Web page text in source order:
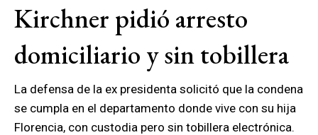
Kirchner pidió arresto
domiciliario y sin tobillera
La defensa de la ex presidenta solicitó que la condena
se cumpla en el departamento donde vive con su hija
Florencia, con custodia pero sin tobillera electrónica.